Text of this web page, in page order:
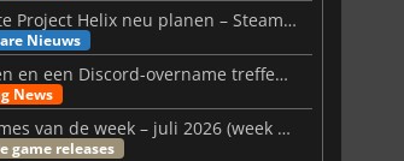
Microsoft könnte Project Helix neu planen – Steam-Support wackelt
Nieuws
Malware-kaarten en een Discord-overname treffen Meccha Chameleon
News
Niuwe Videogames van de week – juli 2026 (week 31)
game releases